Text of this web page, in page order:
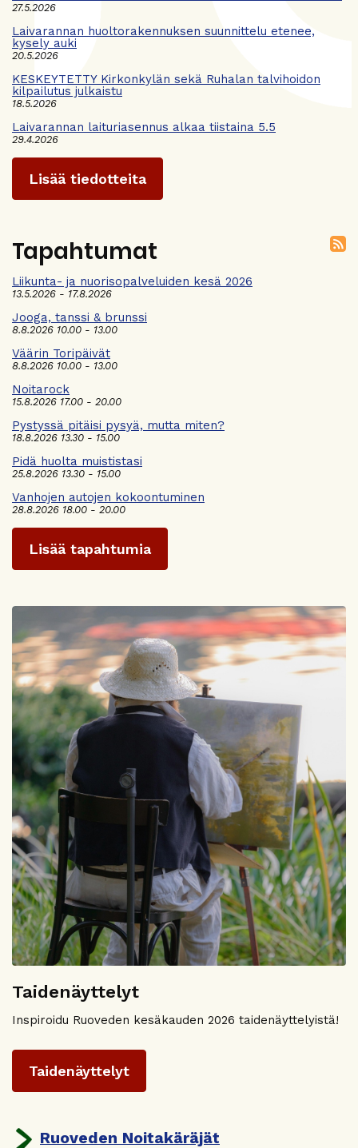
27.5.2026
Laivarannan huoltorakennuksen suunnittelu etenee,
kysely auki
20.5.2026
KESKEYTETTY Kirkonkylän sekä Ruhalan talvihoidon
kilpailutus julkaistu
18.5.2026
Laivarannan laituriasennus alkaa tiistaina 5.5
29.4.2026
Lisää tiedotteita
Tapahtumat
Liikunta- ja nuorisopalveluiden kesä 2026
13.5.2026 - 17.8.2026
Jooga, tanssi & brunssi
8.8.2026 10.00 - 13.00
Väärin Toripäivät
8.8.2026 10.00 - 13.00
Noitarock
15.8.2026 17.00 - 20.00
Pystyssä pitäisi pysyä, mutta miten?
18.8.2026 13.30 - 15.00
Pidä huolta muististasi
25.8.2026 13.30 - 15.00
Vanhojen autojen kokoontuminen
28.8.2026 18.00 - 20.00
Lisää tapahtumia
Taidenäyttelyt
Inspiroidu Ruoveden kesäkauden 2026 taidenäyttelyistä!
Taidenäyttelyt
Ruoveden Noitakäräjät